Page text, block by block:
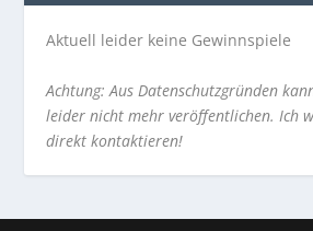
Aktuell leider keine Gewinnspiele
Achtung: Aus Datenschutzgründen
leider nicht mehr veröffentlichen. Ich
direkt kontaktieren!